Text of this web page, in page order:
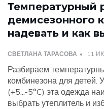
Температурный
демисезонного
надевать и как
СВЕТЛАНА ТАРАСОВА 11
Разбираем
комбинезона для детей.
(+5...-5°C) эта одежда
выбрать утеплитель и